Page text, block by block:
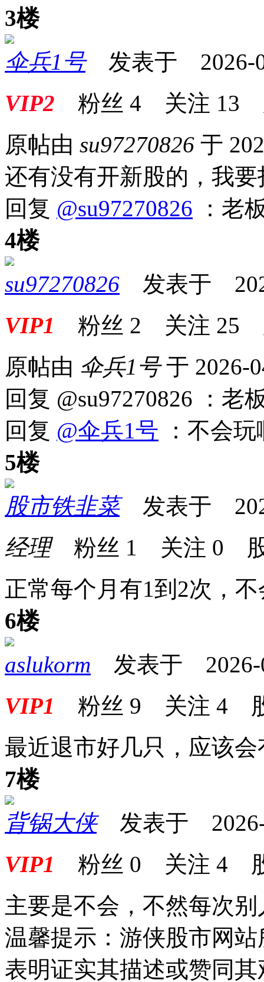
3楼
伞兵1号发表于 2026-
VIP2 粉丝 4 关注 13
原帖由 su97270826 于
还有没有开新股的，我
回复 @su97270826 ：老
4楼
su97270826 发表于
VIP1 粉丝 2 关注 25
原帖由 伞兵1号于 2026-
回复 @su97270826 ：
回复 @伞兵1号 ：不会玩
5楼
股市铁韭菜发表于
经理粉丝 1 关注 0
正常每个月有1到2次，
6楼
aslukorm 发表于 2026-
VIP1 粉丝 9 关注 4
最近退市好几只，应该会
7楼
背锅大侠发表于 2026-
VIP1 粉丝 0 关注 4
主要是不会，不然每次
温馨提示：游侠股市网
表明证实其描述或赞同